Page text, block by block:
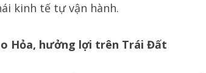
kinh tế tự vận hành.
Hỏa, hưởng lợi trên Trái Đất